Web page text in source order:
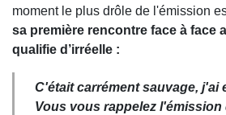
moment le plus drôle de l'émission
sa première rencontre face à face
qualifie d’irréelle :
C'était carrément sauvage, j'ai
Vous vous rappelez l'émission